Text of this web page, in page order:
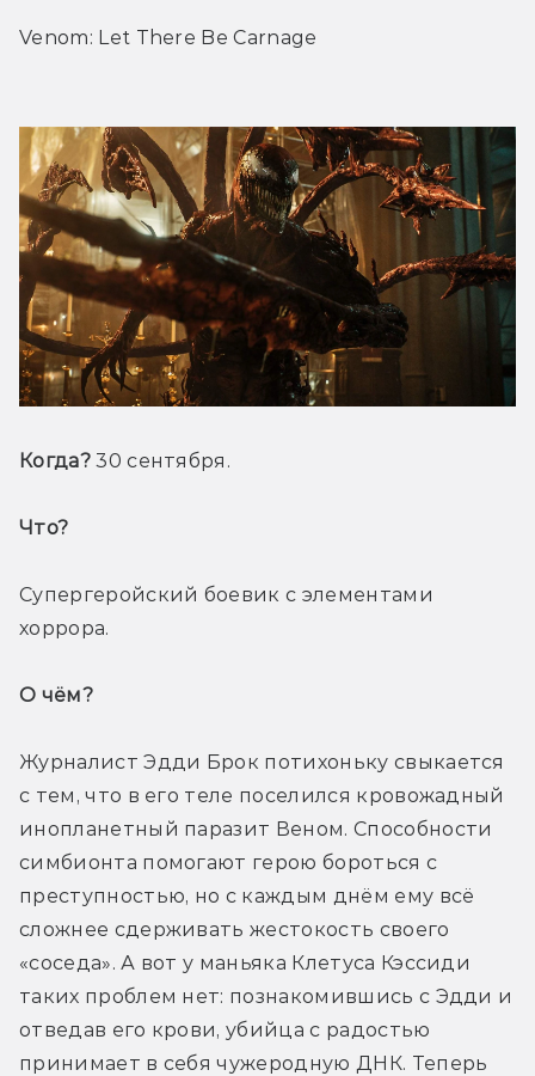
Venom: Let There Be Carnage
Когда? 30 сентября.
Что?
Супергеройский боевик с элементами
хоррора.
О чём?
Журналист Эдди Брок потихоньку свыкается
с тем, что в его теле поселился кровожадный
инопланетный паразит Веном. Способности
симбионта помогают герою бороться с
преступностью, но с каждым днём ему всё
сложнее сдерживать жестокость своего
«соседа». А вот у маньяка Клетуса Кэссиди
таких проблем нет: познакомившись с Эдди и
отведав его крови, убийца с радостью
принимает в себя чужеродную ДНК. Теперь